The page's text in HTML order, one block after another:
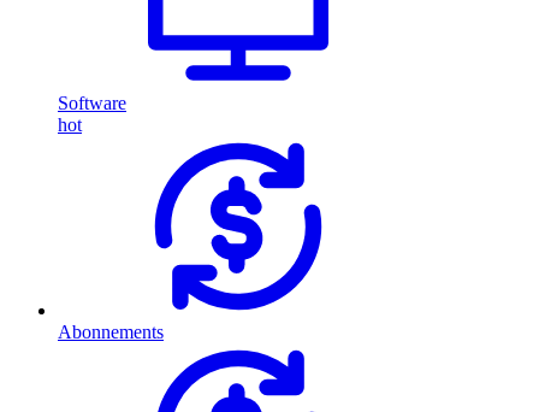
Software
hot
Abonnements